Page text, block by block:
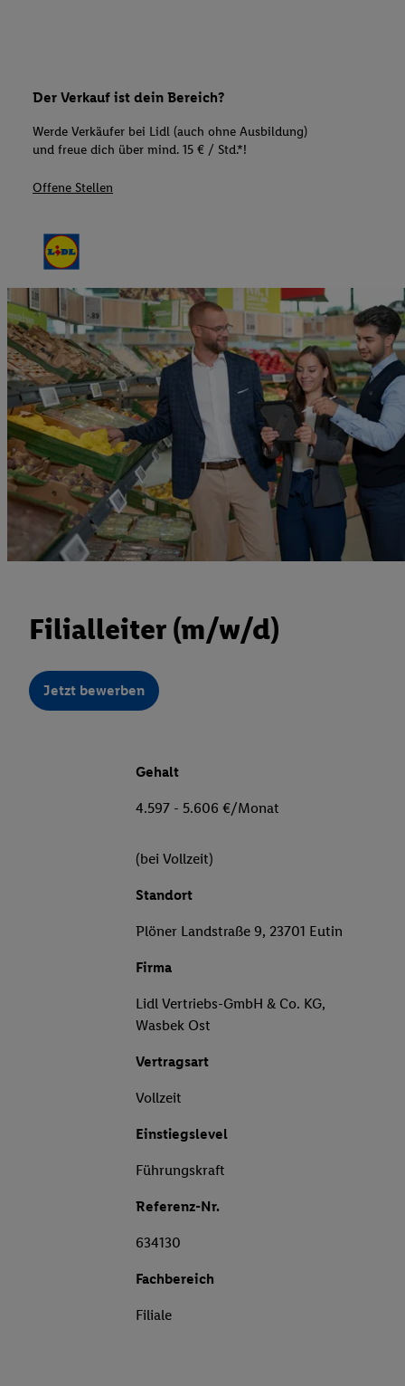
Der Verkauf ist dein Bereich?
Werde Verkäufer bei Lidl (auch ohne Ausbildung)
und freue dich über mind. 15 € / Std.*!
Offene Stellen
Filialleiter (m/w/d)
Jetzt bewerben
Gehalt
4.597 - 5.606 €/Monat
(bei Vollzeit)
Standort
Plöner Landstraße 9, 23701 Eutin
Firma
Lidl Vertriebs-GmbH & Co. KG,
Wasbek Ost
Vertragsart
Vollzeit
Einstiegslevel
Führungskraft
Referenz-Nr.
634130
Fachbereich
Filiale